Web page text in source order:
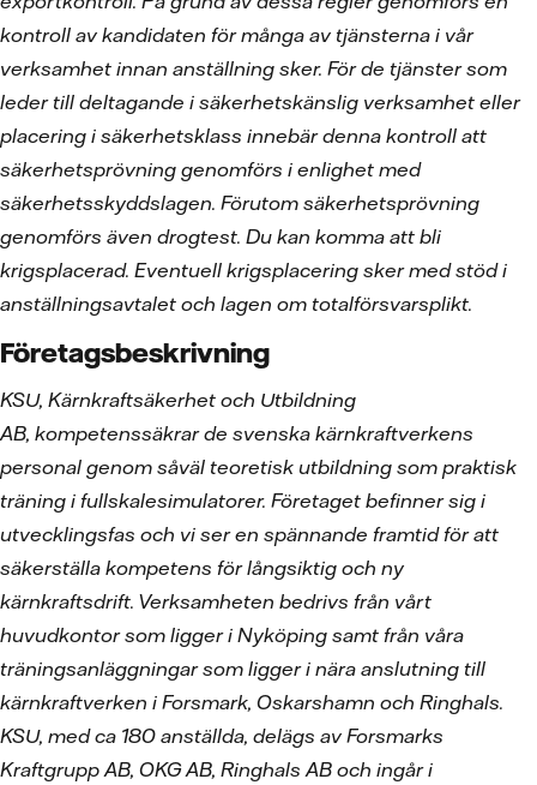
kontroll av kandidaten för många av tjänsterna i vår
verksamhet innan anställning sker. För de tjänster som
leder till deltagande i säkerhetskänslig verksamhet eller
placering i säkerhetsklass innebär denna kontroll att
säkerhetsprövning genomförs i enlighet med
säkerhetsskyddslagen. Förutom säkerhetsprövning
genomförs även drogtest. Du kan komma att bli
krigsplacerad. Eventuell krigsplacering sker med stöd i
anställningsavtalet och lagen om totalförsvarsplikt.
Företagsbeskrivning
KSU, Kärnkraftsäkerhet och Utbildning
AB, kompetenssäkrar de svenska kärnkraftverkens
personal genom såväl teoretisk utbildning som praktisk
träning i fullskalesimulatorer. Företaget befinner sig i
utvecklingsfas och vi ser en spännande framtid för att
säkerställa kompetens för långsiktig och ny
kärnkraftsdrift. Verksamheten bedrivs från vårt
huvudkontor som ligger i Nyköping samt från våra
träningsanläggningar som ligger i nära anslutning till
kärnkraftverken i Forsmark, Oskarshamn och Ringhals.
KSU, med ca 180 anställda, delägs av Forsmarks
Kraftgrupp AB, OKG AB, Ringhals AB och ingår i